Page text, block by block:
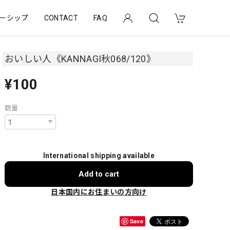
シップ CONTACT FAQ
おいしい人《KANNAGI秋068/120》
¥100
数量
International shipping available
Add to cart
日本国内にお住まいの方向け
Save